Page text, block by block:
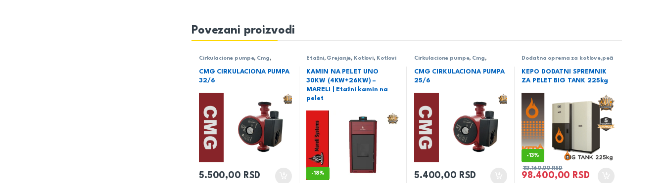
Povezani proizvodi
Cirkulacione pumpe, Cmg,
CMG CIRKULACIONA PUMPA
32/6
5.500,00 RSD
Etažni, Grejanje, Kotlovi, Kotlovi
KAMIN NA PELET UNO
30KW (4KW+26KW) –
MARELI | Etažni kamin na
pelet
-18%
Cirkulacione pumpe, Cmg,
CMG CIRKULACIONA PUMPA
25/6
5.400,00 RSD
Dodatna oprema za kotlove,peći
kotlove KEPO
KEPO DODATNI SPREMNIK
ZA PELET BIG TANK 225kg
-13%
98.400,00 RSD
113.160,00RSD